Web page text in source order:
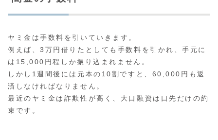
ヤミ金は手数料を引いていきます。
例えば、3万円借りたとしても手数料を引かれ、手元に
は15,000円程しか振り込まれません。
しかし1週間後には元本の10割ですと、60,000円も返
済しなければなりません。
最近のヤミ金は詐欺性が高く、大口融資は口先だけの約
束です。